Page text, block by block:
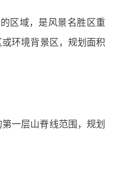
区域，是风景名胜区重
环境背景区，规划面积
一层山脊线范围，规划